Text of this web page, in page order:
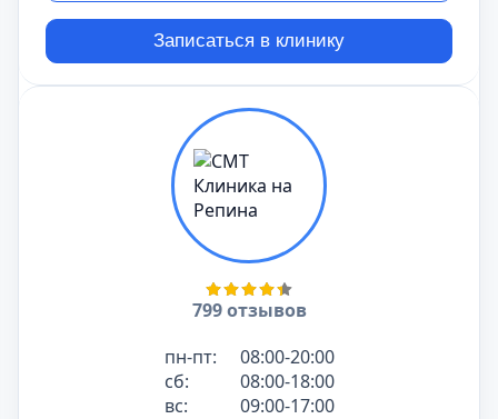
Записаться в клинику
799 отзывов
пн-пт:
08:00-20:00
сб:
08:00-18:00
вс:
09:00-17:00